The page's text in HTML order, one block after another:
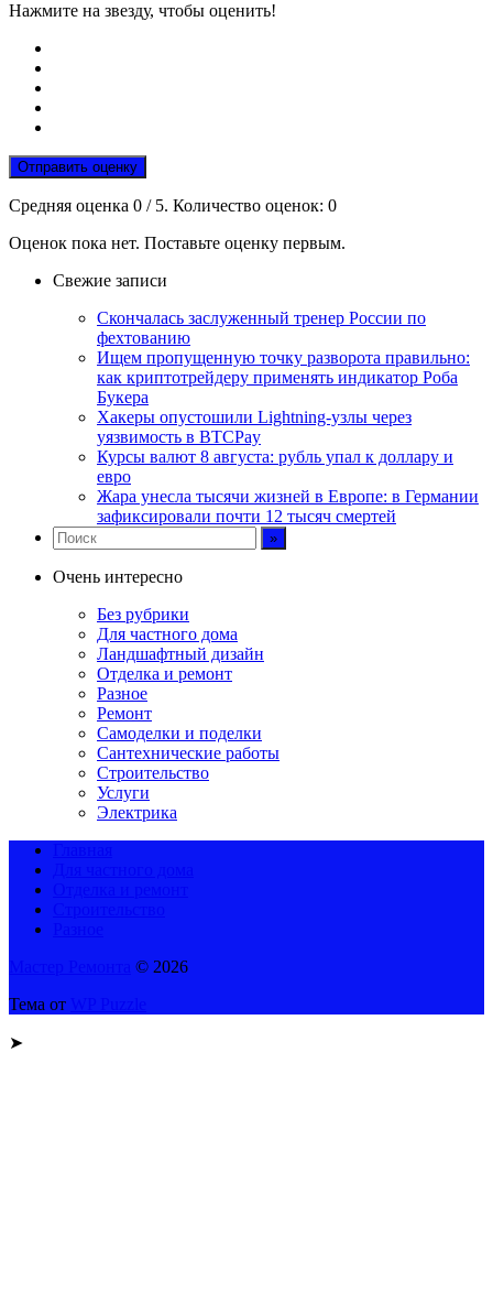
Нажмите на звезду, чтобы оценить!
Отправить оценку
Средняя оценка 0 / 5. Количество оценок: 0
Оценок пока нет. Поставьте оценку первым.
Свежие записи
Скончалась заслуженный тренер России по
фехтованию
Ищем пропущенную точку разворота правильно:
как криптотрейдеру применять индикатор Роба
Букера
Хакеры опустошили Lightning-узлы через
уязвимость в BTCPay
Курсы валют 8 августа: рубль упал к доллару и
евро
Жара унесла тысячи жизней в Европе: в Германии
зафиксировали почти 12 тысяч смертей
Очень интересно
Без рубрики
Для частного дома
Ландшафтный дизайн
Отделка и ремонт
Разное
Ремонт
Самоделки и поделки
Сантехнические работы
Строительство
Услуги
Электрика
© 2026
Тема от
➤